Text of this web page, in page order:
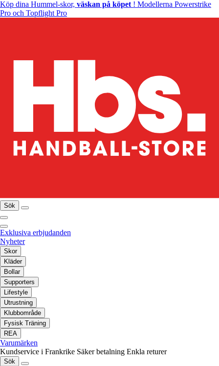
Köp dina Hummel-skor, väskan på köpet ! Modellerna Powerstrike
Pro och Topflight Pro
Sök
Exklusiva erbjudanden
Nyheter
Skor
Kläder
Bollar
Supporters
Lifestyle
Utrustning
Klubbområde
Fysisk Träning
REA
Varumärken
Kundservice i Frankrike Säker betalning Enkla returer
Sök